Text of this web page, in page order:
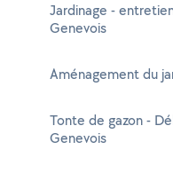
Jardinage -
Genevois
Aménagement du
Tonte de gazon -
Genevois